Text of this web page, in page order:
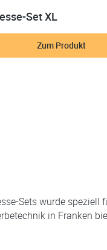
Set XL
Zum Produkt
Sets wurde speziell
in Franken